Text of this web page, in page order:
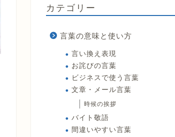
カテゴリー
言葉の意味と使い方
言い換え表現
お詫びの言葉
ビジネスで使う言葉
文章・メール言葉
時候の挨拶
バイト敬語
間違いやすい言葉